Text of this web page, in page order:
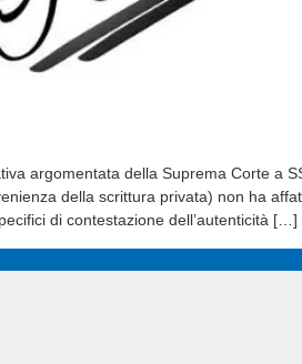
argomentata della Suprema Corte a
della scrittura privata) non ha
di contestazione dell’autenticità […]